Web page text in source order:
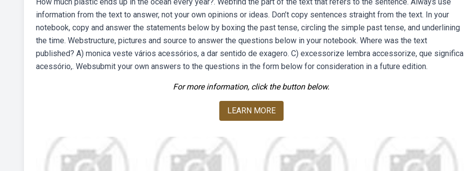
information from the text to answer, not your own opinions or ideas. Don’t copy sentences straight from the text. In your
notebook, copy and answer the statements below by boxing the past tense, circling the simple past tense, and underlining
the time. Webstructure, pictures and source to answer the questions below in your notebook. Where was the text
published? A) monica veste vários acessórios, a dar sentido de exagero. C) excessorize lembra accessorize, que significa
acessório,. Websubmit your own answers to the questions in the form below for consideration in a future edition.
For more information, click the button below.
LEARN MORE